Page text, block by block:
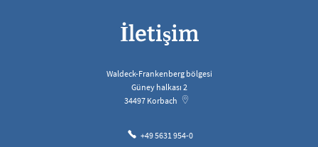
İletişim
Waldeck-Frankenberg bölgesi
Güney halkası 2
34497 Korbach
+49 5631 954-0